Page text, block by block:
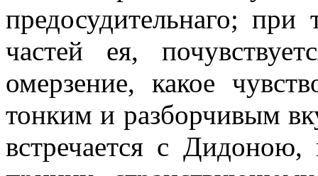
предосудительнаго; при
частей ея,
омерзение, какое
тонким и разборчивым
встречается с